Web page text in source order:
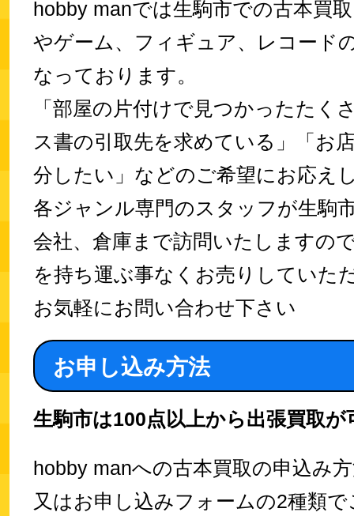
hobby manでは生駒市での古本買
やゲーム、フィギュア、レコード
なっております。
「部屋の片付けで見つかったたく
ス書の引取先を求めている」「お
分したい」などのご希望にお応え
各ジャンル専門のスタッフが生駒
会社、倉庫まで訪問いたしますの
を持ち運ぶ事なくお売りしていた
お気軽にお問い合わせ下さい
お申し込み方法
生駒市は100点以上から出張買取が
hobby manへの古本買取の申込み
又はお申し込みフォームの2種類